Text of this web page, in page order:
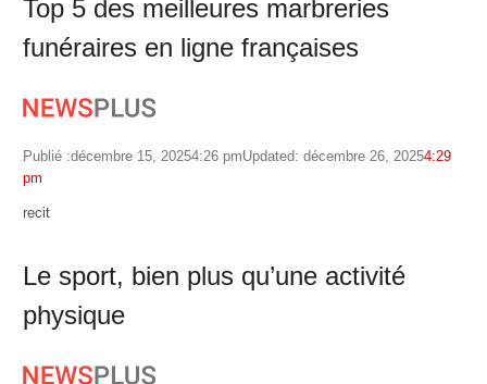
Top 5 des meilleures marbreries
funéraires en ligne françaises
Publié :décembre 15, 20254:26 pmUpdated: décembre 26, 20254:29
pm
Author
recit
Le sport, bien plus qu’une activité
physique